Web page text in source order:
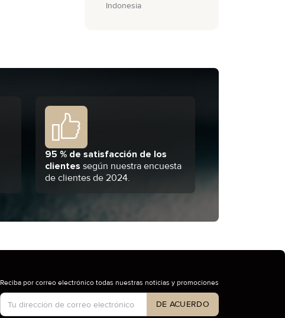
Indonesia
95 % de satisfacción de los
clientes según nuestra encuesta
de clientes de 2024.
Tipo de cuenta
Reciba por correo electrónico todas nuestras noticias y promociones
DE ACUERDO